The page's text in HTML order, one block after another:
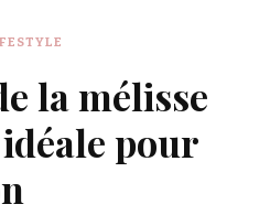
la mélisse
pour